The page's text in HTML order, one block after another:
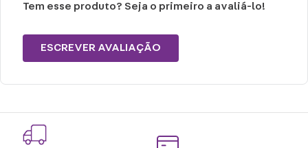
Tem esse produto? Seja o primeiro a avaliá-lo!
ESCREVER AVALIAÇÃO